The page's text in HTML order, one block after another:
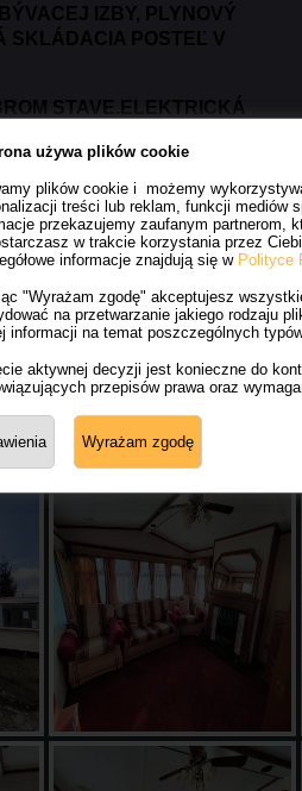
IZBY, PLYNOVÝ
SKLÁDACIA POSTEĽ V
STAVE.ELEKTRICKÁ
używa plików cookie
plików cookie i możemy
treści lub reklam, funkcji mediów
przekazujemy zaufanym partnerom,
w trakcie korzystania przez
informacje znajdują się w Polityce
"Wyrażam zgodę" akceptujesz
na przetwarzanie jakiego rodzaju
informacji na temat poszczególnych
aktywnej decyzji jest konieczne do
przepisów prawa oraz
Wyrażam zgodę